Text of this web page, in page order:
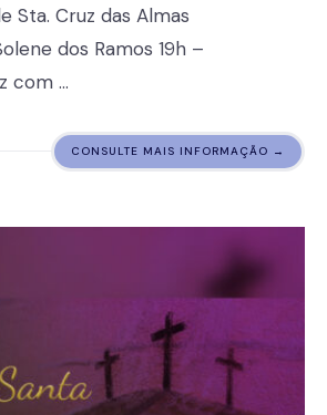
Sta. Cruz das Almas
dos Ramos 19h –
com …
CONSULTE MAIS INFORMAÇÃO →